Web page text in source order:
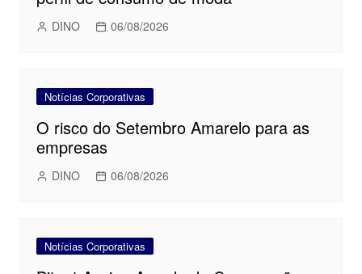
DINO 06/08/2026
Notícias Corporativas
O risco do Setembro Amarelo para as
empresas
DINO 06/08/2026
Notícias Corporativas